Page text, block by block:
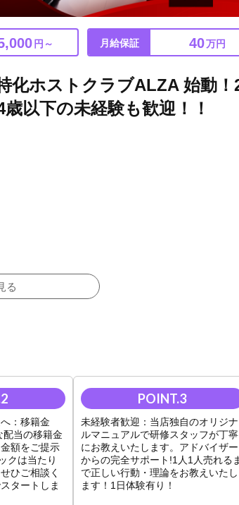
円～ 月給保証 40万円
化ホストクラブALZA 始動！
以下の未経験も歓迎！！
たします！
る
：移籍金
配当の移籍金
額をご提示
クは当たり
ひご相談く
タートしま
未経験者歓迎：当店独自のオリジナ
ルマニュアルで研修スタッフが丁寧
にお教えいたします。アドバイザー
からの完全サポート!1人1人売れる
で正しい行動・理論をお教えいたし
ます！1日体験有り！